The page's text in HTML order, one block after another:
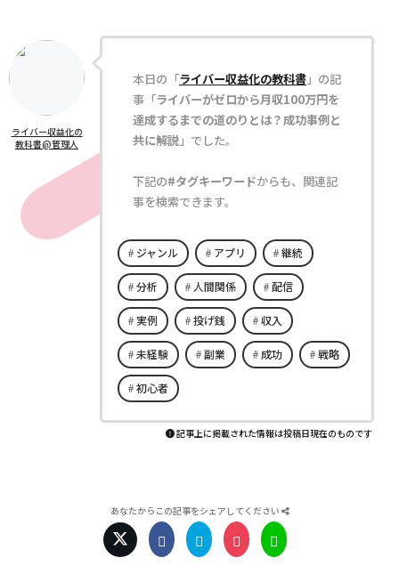
ライバー収益化の
教科書@管理人
本日の「ライバー収益化の教科書」の記
事「ライバーがゼロから月収100万円を
達成するまでの道のりとは？成功事例と
共に解説」でした。
下記の#タグキーワードからも、関連記
事を検索できます。
ジャンル アプリ 継続
分析 人間関係 配信
実例 投げ銭 収入
未経験 副業 成功 戦略
初心者
記事上に掲載された情報は投稿日現在のものです
あなたからこの記事をシェアしてください